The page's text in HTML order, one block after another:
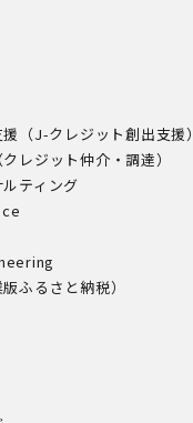
（J-クレジット創出支援）
レジット仲介・調達）
ティング
ふるさと納税）